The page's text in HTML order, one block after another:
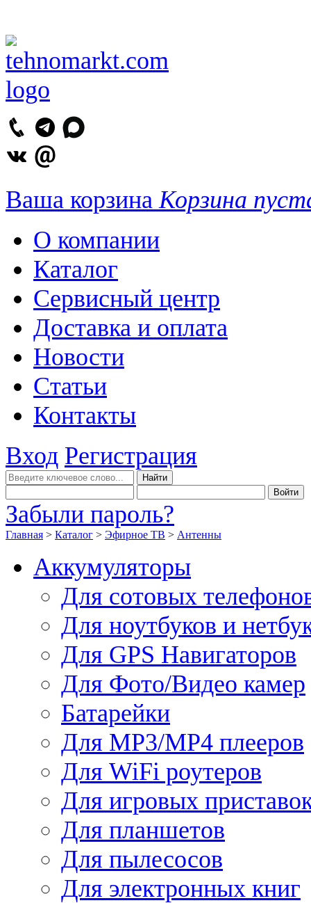
Ваша корзина Корзина
О компании
Каталог
Сервисный центр
Доставка и оплата
Новости
Статьи
Контакты
Вход Регистрация
Забыли пароль?
Главная > Каталог > Эфирное ТВ > Антенны
Аккумуляторы
Для сотовых
Для ноутбуков и
Для GPS Навигаторов
Для Фото/Видео камер
Батарейки
Для MP3/MP4 плееров
Для WiFi роутеров
Для игровых
Для планшетов
Для пылесосов
Для электронных книг